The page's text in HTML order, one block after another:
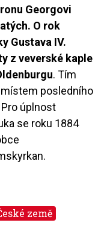
Georgovi
O rok
Gustava IV.
z veverské kaple
. Tím
posledního
úplnost
se roku 1884
země